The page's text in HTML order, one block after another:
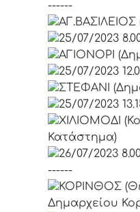
------
ΑΓ.ΒΑΣΙΛΕΙΟΣ
25/07/2023
ΑΓΙΟΝΟΡΙ
25/07/2023
ΣΤΕΦΑΝΙ
25/07/2023
ΧΙΛΙΟΜΟΔΙ
Κατάστημα)
26/07/2023
------
ΚΟΡΙΝΘΟΣ
Δημαρχείου